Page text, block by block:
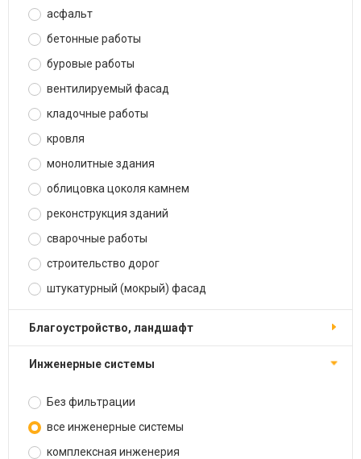
асфальт
бетонные работы
буровые работы
вентилируемый фасад
кладочные работы
кровля
монолитные здания
облицовка цоколя камнем
реконструкция зданий
сварочные работы
строительство дорог
штукатурный (мокрый) фасад
благоустройство, ландшафт
инженерные системы
Без фильтрации
все инженерные системы
комплексная инженерия